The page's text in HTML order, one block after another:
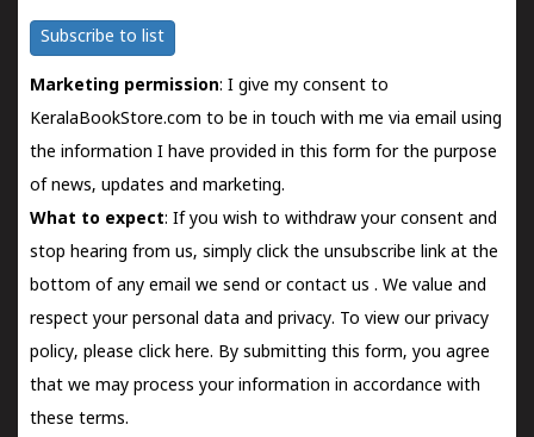
Subscribe to list
Marketing permission: I give my consent to
KeralaBookStore.com to be in touch with me via email using
the information I have provided in this form for the purpose
of news, updates and marketing.
What to expect: If you wish to withdraw your consent and
stop hearing from us, simply click the unsubscribe link at the
bottom of any email we send orcontact us . We value and
respect your personal data and privacy. To view our privacy
policy, please click here. By submitting this form, you agree
that we may process your information in accordance with
these terms.